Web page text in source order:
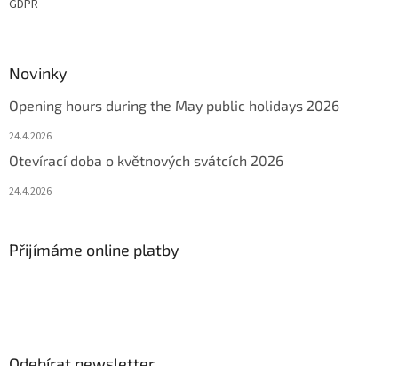
GDPR
Novinky
Opening hours during the May public holidays 2026
24.4.2026
Otevírací doba o květnových svátcích 2026
24.4.2026
Přijímáme online platby